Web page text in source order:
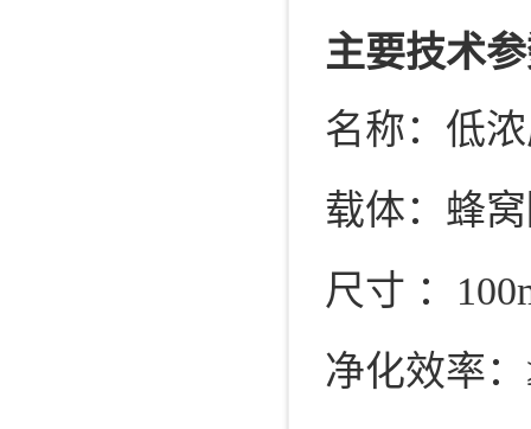
主要技术
名称：低
载体：蜂
尺寸 ：
净化效率